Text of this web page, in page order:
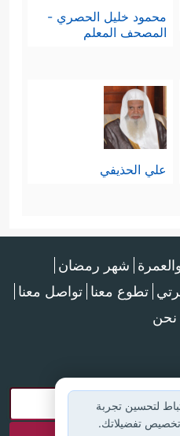
محمود خليل الحصري -
المصحف المعلم
علي الحذيفي
شهر رمضان
تطوع معنا تواصل معنا
لتحسين تجربة
تفضيلاتك.